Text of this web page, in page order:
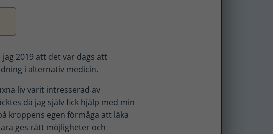
2019 att det var dags att
i alternativ medicin.
liv varit intresserad av
då jag själv fick hjälp med min
kroppens egen förmåga att läka
ges rätt möjligheter och